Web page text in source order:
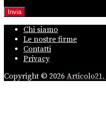
Chi siamo
Le nostre firme
Contatti
Privacy
Copyright © 2026 Articolo21.